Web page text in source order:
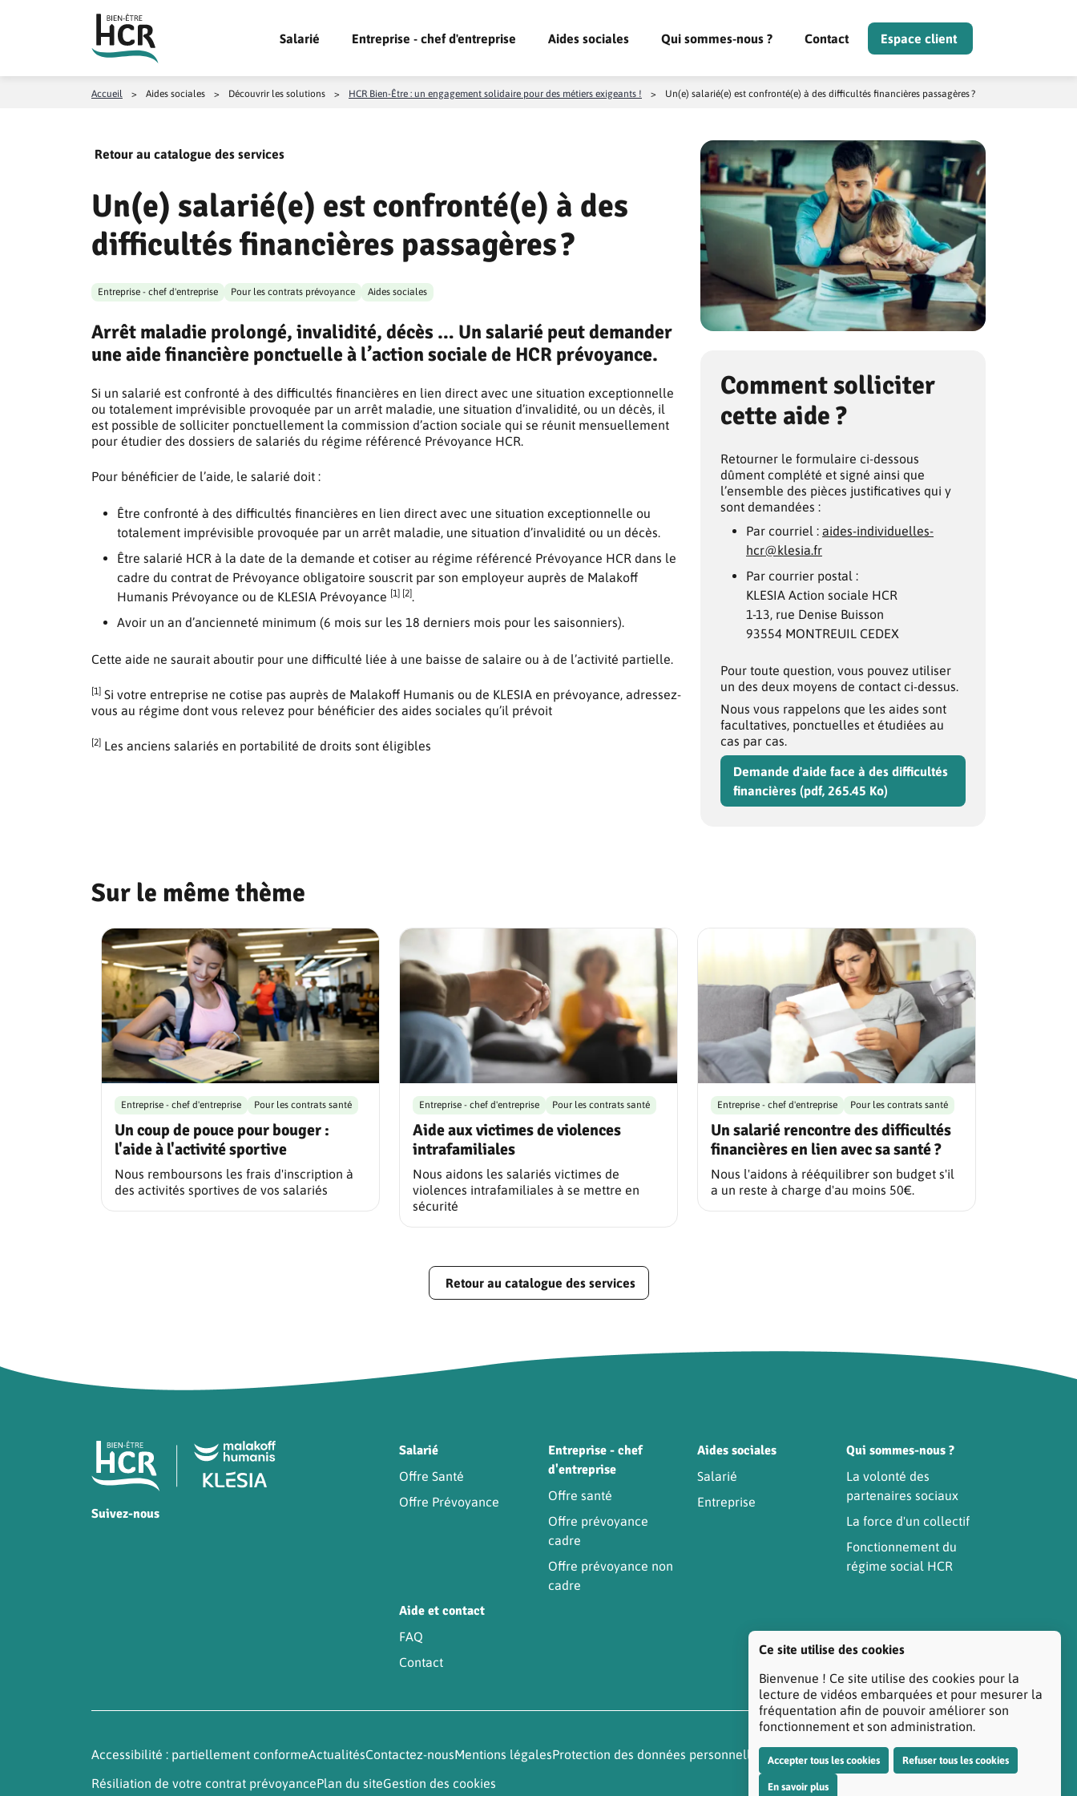
Ce site utilise des cookies
Bienvenue ! Ce site utilise des cookies pour la
lecture de vidéos embarquées et pour mesurer la
fréquentation afin de pouvoir améliorer son
fonctionnement et son administration.
Accepter tous les cookies Refuser tous les cookies
En savoir plus
Salarié Entreprise - chef d'entreprise Aides sociales Qui sommes-nous ? Contact Espace client
Accueil > Aides sociales > Découvrir les solutions > HCR Bien-Être : un engagement solidaire pour des métiers exigeants ! > Un(e) salarié(e) est confronté(e) à des difficultés financières passagères ?
Retour au catalogue des services
Un(e) salarié(e) est confronté(e) à des
difficultés financières passagères ?
Entreprise - chef d'entreprise Pour les contrats prévoyance Aides sociales
Arrêt maladie prolongé, invalidité, décès … Un salarié peut demander
une aide financière ponctuelle à l’action sociale de HCR prévoyance.
Si un salarié est confronté à des difficultés financières en lien direct avec une situation exceptionnelle
ou totalement imprévisible provoquée par un arrêt maladie, une situation d’invalidité, ou un décès, il
est possible de solliciter ponctuellement la commission d’action sociale qui se réunit mensuellement
pour étudier des dossiers de salariés du régime référencé Prévoyance HCR.
Pour bénéficier de l’aide, le salarié doit :
Être confronté à des difficultés financières en lien direct avec une situation exceptionnelle ou
totalement imprévisible provoquée par un arrêt maladie, une situation d’invalidité ou un décès.
Être salarié HCR à la date de la demande et cotiser au régime référencé Prévoyance HCR dans le
cadre du contrat de Prévoyance obligatoire souscrit par son employeur auprès de Malakoff
Humanis Prévoyance ou de KLESIA Prévoyance [1] [2].
Avoir un an d’ancienneté minimum (6 mois sur les 18 derniers mois pour les saisonniers).
Cette aide ne saurait aboutir pour une difficulté liée à une baisse de salaire ou à de l’activité partielle.
[1] Si votre entreprise ne cotise pas auprès de Malakoff Humanis ou de KLESIA en prévoyance, adressez-
vous au régime dont vous relevez pour bénéficier des aides sociales qu’il prévoit
[2] Les anciens salariés en portabilité de droits sont éligibles
Comment solliciter
cette aide ?
Retourner le formulaire ci-dessous
dûment complété et signé ainsi que
l’ensemble des pièces justificatives qui y
sont demandées :
Par courriel : aides-individuelles-
hcr@klesia.fr
Par courrier postal :
KLESIA Action sociale HCR
1-13, rue Denise Buisson
93554 MONTREUIL CEDEX
Pour toute question, vous pouvez utiliser
un des deux moyens de contact ci-dessus.
Nous vous rappelons que les aides sont
facultatives, ponctuelles et étudiées au
cas par cas.
Demande d'aide face à des difficultés
financières (pdf, 265.45 Ko)
Sur le même thème
Un coup de pouce pour bouger :
l'aide à l'activité sportive
Entreprise - chef d'entreprise Pour les contrats santé
Nous remboursons les frais d'inscription à
des activités sportives de vos salariés
Aide aux victimes de violences
intrafamiliales
Entreprise - chef d'entreprise Pour les contrats santé
Nous aidons les salariés victimes de
violences intrafamiliales à se mettre en
sécurité
Un salarié rencontre des difficultés
financières en lien avec sa santé ?
Entreprise - chef d'entreprise Pour les contrats santé
Nous l'aidons à rééquilibrer son budget s'il
a un reste à charge d'au moins 50€.
Retour au catalogue des services
Pied de page HCR Bien-Être
Suivez-nous
Salarié
Offre Santé
Offre Prévoyance
Entreprise - chef
d'entreprise
Offre santé
Offre prévoyance
cadre
Offre prévoyance non
cadre
Aides sociales
Salarié
Entreprise
Qui sommes-nous ?
La volonté des
partenaires sociaux
La force d'un collectif
Fonctionnement du
régime social HCR
Aide et contact
FAQ
Contact
Accessibilité : partiellement conformeActualitésContactez-nousMentions légalesProtection des données personnelles
Réclamation/Médiation Santé
Résiliation de votre contrat prévoyancePlan du siteGestion des cookies